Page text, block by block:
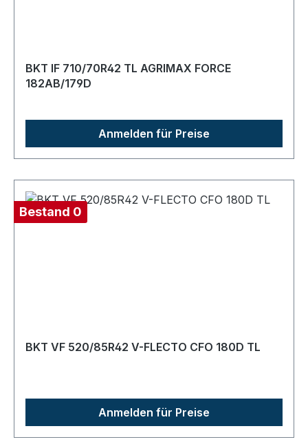
BKT IF 710/70R42 TL AGRIMAX FORCE
182AB/179D
Anmelden für Preise
Bestand 0
BKT VF 520/85R42 V-FLECTO CFO 180D TL
Anmelden für Preise